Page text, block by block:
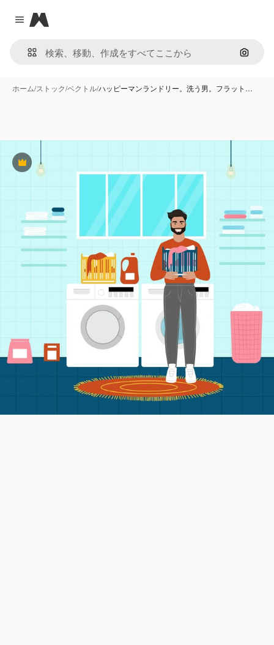
Close menu
Magnific
画像で
ホーム/ストック/ベクトル/ハッピーマンランドリー。洗う男。フラット…
Premium